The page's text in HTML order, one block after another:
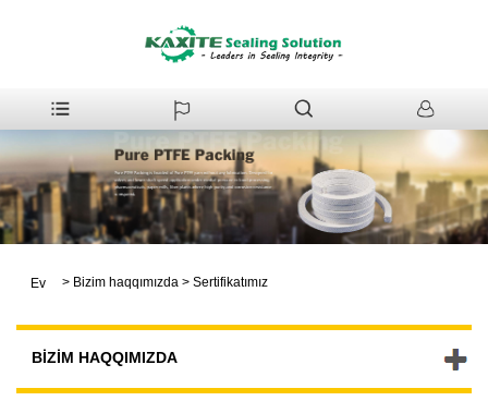
Ev > Bizim haqqımızda > Sertifikatımız
BIZIM HAQQIMIZDA